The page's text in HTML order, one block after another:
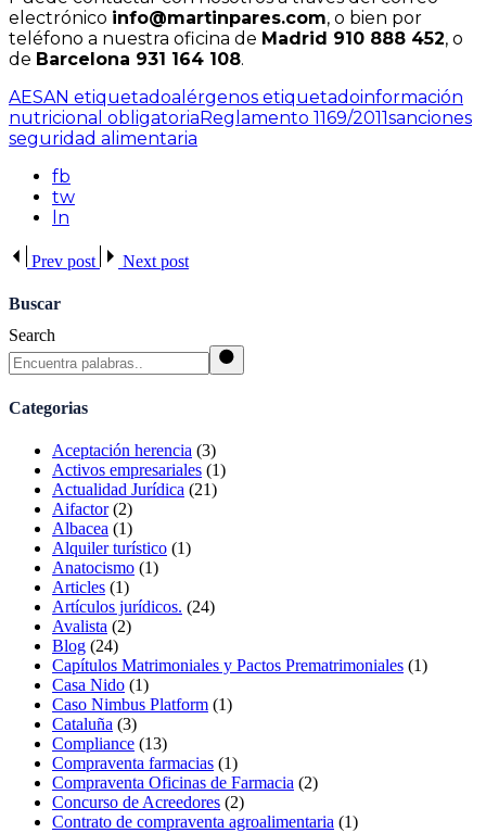
electrónico info@martinpares.com, o bien por
teléfono a nuestra oficina de Madrid 910 888 452, o
de Barcelona 931 164 108.
AESAN etiquetadoalérgenos etiquetadoinformación
nutricional obligatoria Reglamento 1169/2011sanciones
seguridad alimentaria
fb
tw
ln
Prev post Next post
Buscar
Search
Categorias
Aceptación herencia (3)
Activos empresariales (1)
Actualidad Jurídica (21)
Aifactor(2)
Albacea (1)
Alquiler turístico (1)
Anatocismo (1)
Articles (1)
Artículos jurídicos. (24)
Avalista (2)
Blog (24)
Capítulos Matrimoniales y Pactos Prematrimoniales (1)
Casa Nido (1)
Caso Nimbus Platform (1)
Cataluña (3)
Compliance (13)
Compraventa farmacias (1)
Compraventa Oficinas de Farmacia (2)
Concurso de Acreedores (2)
Contrato de compraventa agroalimentaria (1)